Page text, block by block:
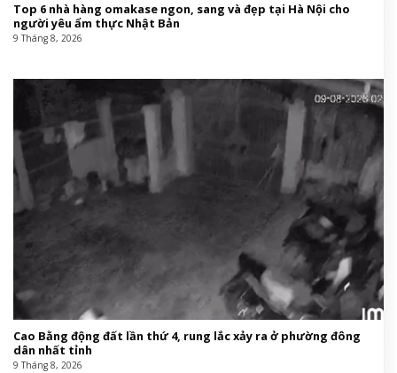
Top 6 nhà hàng omakase ngon, sang và đẹp tại Hà Nội cho
người yêu ẩm thực Nhật Bản
9 Tháng 8, 2026
Cao Bằng động đất lần thứ 4, rung lắc xảy ra ở phường đông
dân nhất tỉnh
9 Tháng 8, 2026